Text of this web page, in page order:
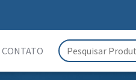
CONTATO